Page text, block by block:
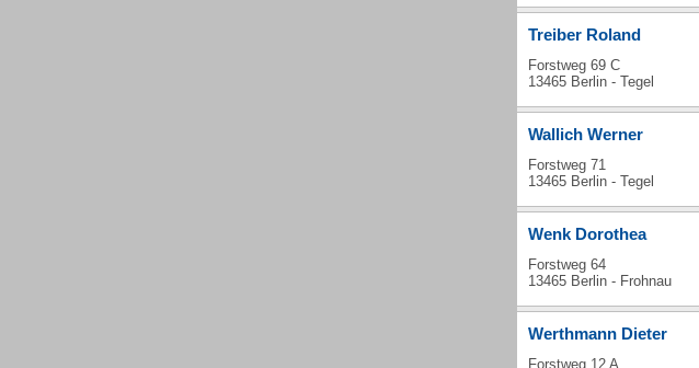
Treiber Roland
Forstweg 69 C
13465 Berlin - Tegel
Wallich Werner
Forstweg 71
13465 Berlin - Tegel
Wenk Dorothea
Forstweg 64
13465 Berlin - Frohnau
Werthmann Dieter
Forstweg 12 A